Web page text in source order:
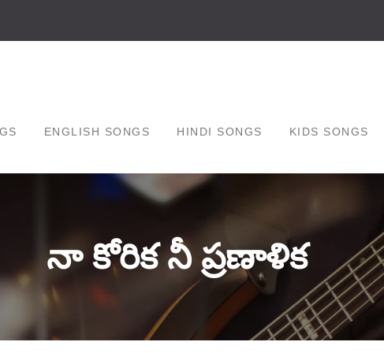
ENGLISH SONGS HINDI SONGS KIDS SONGS
నా కోరిక నీ ప్రణాళిక